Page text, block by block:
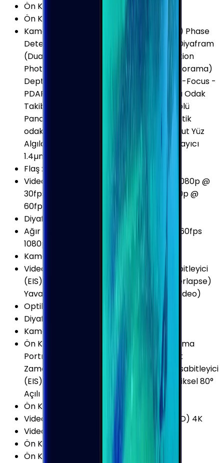
Ön Kamera Çözünürlüğü
Ön Kamera Video Çözünürlüğü
Kamera Özellikleri
Portre Modu (Bokeh) Phase
Detect Auto-Focus (PDAF) Çift Aralıklı Diyafram
(Dual Aperture) Hareketli Fotoğraf (Motion
Photo) Haraketli Panorama (Motion Panorama)
Depth of Field (DOF) Phase Detect Auto-Focus -
PDAF (Dual Pixel) HDR Dual Pixel Kamera Odak
Takibi Perde Hızı (Shutter Speed) Kontrolü
Panorama RAW Kayıt Yapabilme Otomatik
odaklama Seçimsel Odaklama Sesli komut Yüz
Algılama Gülümseme yakalama Zamanlayıcı
1.4µm Piksel 77° Açılı
Flaş:
Video Kayıt Seçenekleri
720p @ 30fps 1080p @
30fps 1080p @ 60fps 2160p @ 30fps 2160p @
60fps
Diyafram Açıklığı
Ağır Çekim Kayıt Seçenekleri
720p @ 960fps
1080p @ 240fps
Kamera Çözünürlüğü
Video Kayıt Özellikleri
Dijital görüntü sabitleyici
(EIS) HDR Odak Takibi Time-lapse (Hyperlapse)
Yavaş Çekim Video Kayıt (Slow motion video)
Optik Görüntü Sabitleyici (OIS) :
Var
Diyafram Açıklığı (Maks)
Kamera Sensör Boyutu
Ön Kamera Özellikleri
Otomatik Odaklama
Portre Modu HDR Sanal Flaş Sesle Komut
Zamanlayıcı (self-timer) Dijital görüntü sabitleyici
(EIS) Geniş Açılı Panorama Selfi 1.22μm Piksel 80°
Açılı
Ön Kamera Sensör Boyutu
1/3.6 İnç
Video Kayıt Çözünürlüğü
2160p (Ultra HD) 4K
Video FPS Değeri
60 fps
Ön Kamera Diyafram Açıklığı
Ön Kamera FPS Değeri